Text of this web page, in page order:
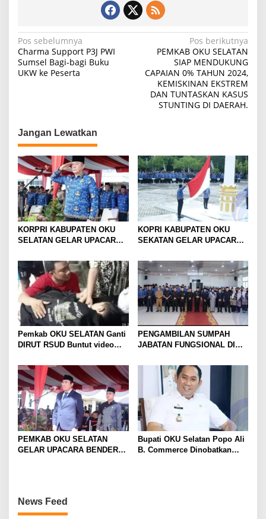
t
o
e
n
g
i
S
u
m
a
t
r
a
S
e
l
a
t
a
n
N
a
v
a
s
i
p
o
s
Pos sebelumnya
Charma Support P3J PWI
Sumsel Bagi-bagi Buku
UKW ke Peserta
Pos berikutnya
PEMKAB OKU SELATAN
SIAP MENDUKUNG
CAPAIAN 0% TAHUN 2024,
KEMISKINAN EKSTREM
DAN TUNTASKAN KASUS
STUNTING DI DAERAH.
Jangan Lewatkan
KORPRI KABUPATEN OKU
SELATAN GELAR UPACARA
2024
KOPRI KABUPATEN OKU
SEKATAN GELAR UPACARA
2024
Pemkab OKU SELATAN Ganti
DIRUT RSUD Buntut video
PENGAMBILAN SUMPAH
JABATAN FUNGSIONAL DI
SELATAN 2024
PEMKAB OKU SELATAN
GELAR UPACARA BENDERA
Bupati OKU Selatan Popo Ali
B. Commerce Dinobatkan
News Feed